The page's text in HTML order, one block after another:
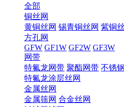
全部
铜丝网
黄铜丝网 锡青铜丝网 紫铜
方孔网
GFW GF1W GF2W GF3W
网带
特氟龙网带 聚酯网带 不锈
特氟龙涂层丝网
金属丝网
金属筛网 合金丝网